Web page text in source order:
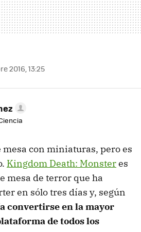
2016, 13:25
mesa con miniaturas, pero es
Kingdom Death: Monsteres
mesa de terror que ha
en sólo tres días y, según
convertirse en la mayor
de todos los